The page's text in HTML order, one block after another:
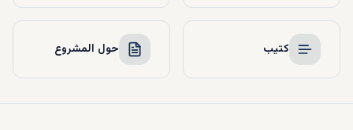
كتيب حول المشروع